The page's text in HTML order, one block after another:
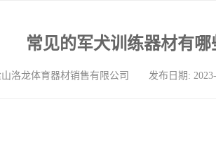
常见的军犬训练器材有哪
山洛龙体育器材销售有限公司 发布日期: